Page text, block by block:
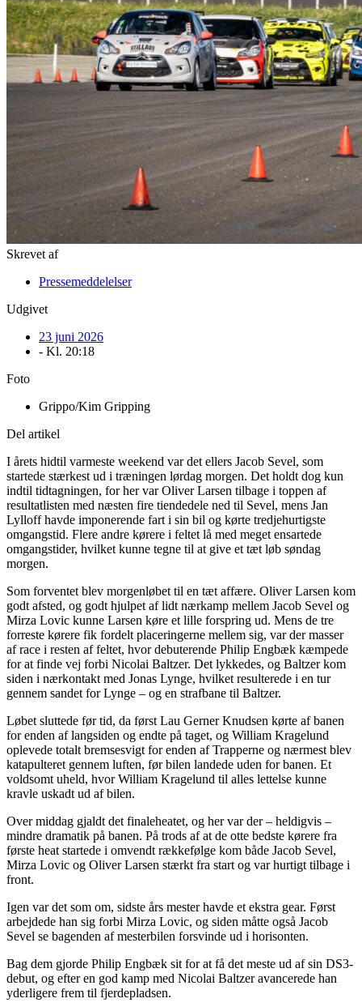
Skrevet af
Pressemeddelelser
Udgivet
23 juni 2026
- Kl. 20:18
Foto
Grippo/Kim Gripping
Del artikel
I årets hidtil varmeste weekend var det ellers Jacob Sevel, som
startede stærkest ud i træningen lørdag morgen. Det holdt dog kun
indtil tidtagningen, for her var Oliver Larsen tilbage i toppen af
resultatlisten med næsten fire tiendedele ned til Sevel, mens Jan
Lylloff havde imponerende fart i sin bil og kørte tredjehurtigste
omgangstid. Flere andre kørere i feltet lå med meget ensartede
omgangstider, hvilket kunne tegne til at give et tæt løb søndag
morgen.
Som forventet blev morgenløbet til en tæt affære. Oliver Larsen kom
godt afsted, og godt hjulpet af lidt nærkamp mellem Jacob Sevel og
Mirza Lovic kunne Larsen køre et lille forspring ud. Mens de tre
forreste kørere fik fordelt placeringerne mellem sig, var der masser
af race i resten af feltet, hvor debuterende Philip Engbæk kæmpede
for at finde vej forbi Nicolai Baltzer. Det lykkedes, og Baltzer kom
siden i nærkontakt med Jonas Lynge, hvilket resulterede i en tur
gennem sandet for Lynge – og en strafbane til Baltzer.
Løbet sluttede før tid, da først Lau Gerner Knudsen kørte af banen
for enden af langsiden og endte på taget, og William Kragelund
oplevede totalt bremsesvigt for enden af Trapperne og nærmest blev
katapulteret gennem luften, før bilen landede uden for banen. Et
voldsomt uheld, hvor William Kragelund til alles lettelse kunne
kravle uskadt ud af bilen.
Over middag gjaldt det finaleheatet, og her var der – heldigvis –
mindre dramatik på banen. På trods af at de otte bedste kørere fra
første heat startede i omvendt rækkefølge kom både Jacob Sevel,
Mirza Lovic og Oliver Larsen stærkt fra start og var hurtigt tilbage i
front.
Igen var det som om, sidste års mester havde et ekstra gear. Først
arbejdede han sig forbi Mirza Lovic, og siden måtte også Jacob
Sevel se bagenden af mesterbilen forsvinde ud i horisonten.
Bag dem gjorde Philip Engbæk sit for at få det meste ud af sin DS3-
debut, og efter en god kamp med Nicolai Baltzer avancerede han
yderligere frem til fjerdepladsen.